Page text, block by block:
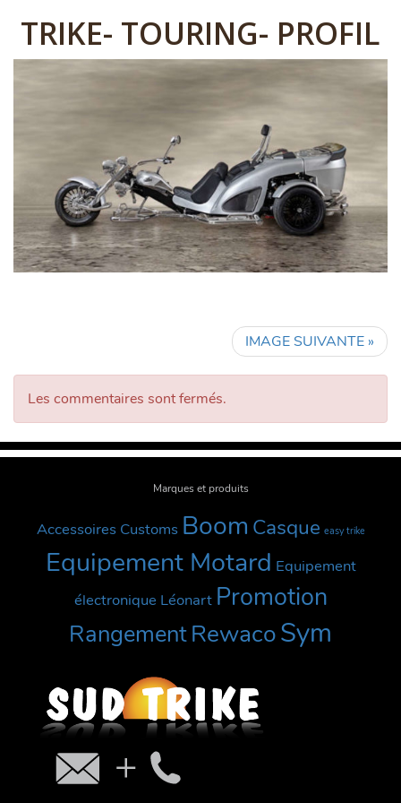
TRIKE- TOURING- PROFIL
IMAGE SUIVANTE »
Les commentaires sont fermés.
Marques et produits
Accessoires Customs Boom Casque easy trike
Equipement Motard Equipement
électronique Léonart Promotion
RangementRewacoSym